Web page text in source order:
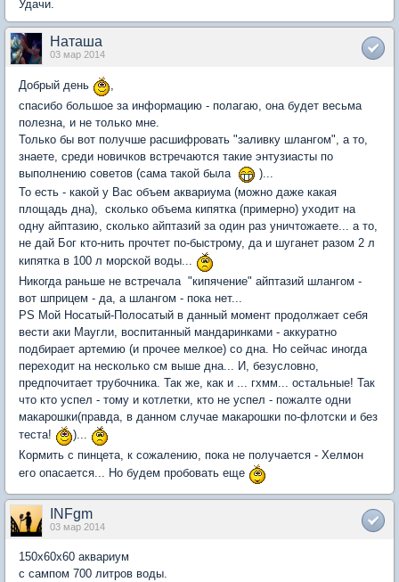
Удачи.
Наташа
03 мар 2014
Добрый день
,
спасибо большое за информацию - полагаю, она будет весьма
полезна, и не только мне.
Только бы вот получше расшифровать "заливку шлангом", а то,
знаете, среди новичков встречаются такие энтузиасты по
выполнению советов (сама такой была
)...
То есть - какой у Вас объем аквариума (можно даже какая
площадь дна), сколько объема кипятка (примерно) уходит на
одну айптазию, сколько айптазий за один раз уничтожаете... а то,
не дай Бог кто-нить прочтет по-быстрому, да и шуганет разом 2 л
кипятка в 100 л морской воды...
Никогда раньше не встречала "кипячение" айптазий шлангом -
вот шприцем - да, а шлангом - пока нет...
PS Мой Носатый-Полосатый в данный момент продолжает себя
вести аки Маугли, воспитанный мандаринками - аккуратно
подбирает артемию (и прочее мелкое) со дна. Но сейчас иногда
переходит на несколько см выше дна... И, безусловно,
предпочитает трубочника. Так же, как и ... гхмм... остальные! Так
что кто успел - тому и котлетки, кто не успел - пожалте одни
макарошки(правда, в данном случае макарошки по-флотски и без
теста!
)...
Кормить с пинцета, к сожалению, пока не получается - Хелмон
его опасается... Но будем пробовать еще
INFgm
03 мар 2014
150х60х60 аквариум
с сампом 700 литров воды.